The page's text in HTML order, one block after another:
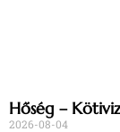
Hőség –
2026-08-04